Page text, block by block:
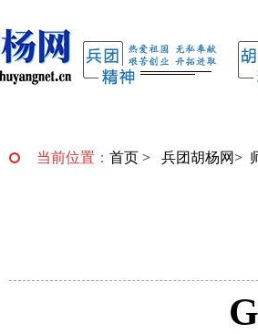
当前位置： 首页 > 兵团胡杨网>